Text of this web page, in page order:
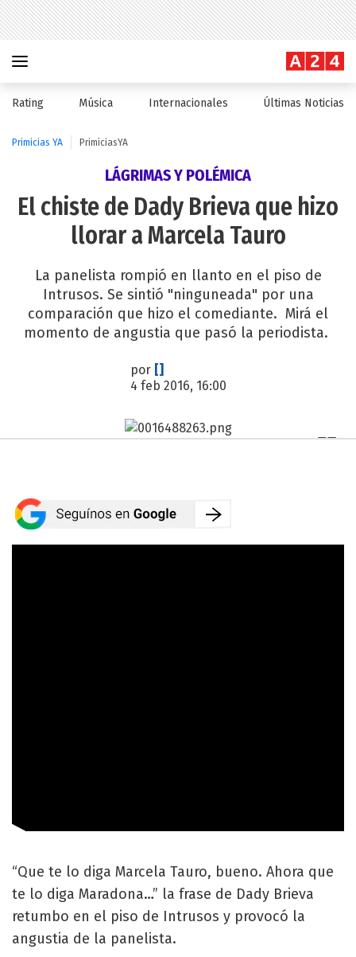
Rating Música Internacionales Últimas Noticias
Primicias YA PrimiciasYA
LÁGRIMAS Y POLÉMICA
El chiste de Dady Brieva que hizo
llorar a Marcela Tauro
La panelista rompió en llanto en el piso de
Intrusos. Se sintió "ninguneada" por una
comparación que hizo el comediante. Mirá el
momento de angustia que pasó la periodista.
por []
4 feb 2016, 16:00
“Que te lo diga Marcela Tauro, bueno. Ahora que
te lo diga Maradona…” la frase de Dady Brieva
retumbo en el piso de Intrusos y provocó la
angustia de la panelista.